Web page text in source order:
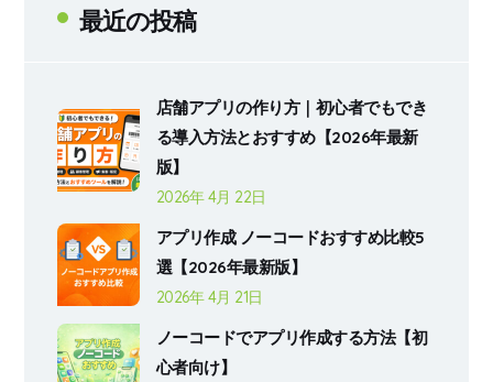
最近の投稿
店舗アプリの作り方｜初心者でもでき
る導入方法とおすすめ【2026年最新
版】
2026年 4月 22日
アプリ作成 ノーコードおすすめ比較5
選【2026年最新版】
2026年 4月 21日
ノーコードでアプリ作成する方法【初
心者向け】